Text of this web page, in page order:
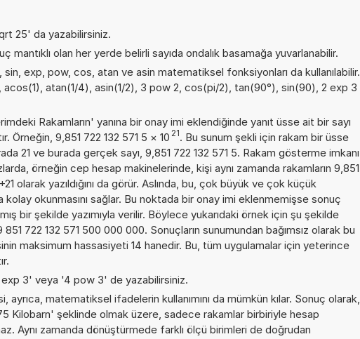
25' da yazabilirsiniz.
mantıklı olan her yerde belirli sayıda ondalık basamağa yuvarlanabilir.
exp, pow, cos, atan ve asin matematiksel fonksiyonları da kullanılabilir.
atan(1/4), asin(1/2), 3 pow 2, cos(pi/2), tan(90°), sin(90), 2 exp 3
Rakamların' yanına bir onay imi eklendiğinde yanıt üsse ait bir sayı
Örneğin, 9,851 722 132 571 5 × 10 21. Bu sunum şekli için rakam bir üsse
21 ve burada gerçek sayı, 9,851 722 132 571 5. Rakam gösterme imkanı
örneğin cep hesap makinelerinde, kişi aynı zamanda rakamların 9,851
olarak yazıldığını da görür. Aslında, bu, çok büyük ve çok küçük
kolay okunmasını sağlar. Bu noktada bir onay imi eklenmemişse sonuç
bir şekilde yazımıyla verilir. Böylece yukarıdaki örnek için şu şekilde
722 132 571 500 000 000. Sonuçların sunumundan bağımsız olarak bu
maksimum hassasiyeti 14 hanedir. Bu, tüm uygulamalar için yeterince
3' veya '4 pow 3' de yazabilirsiniz.
ayrıca, matematiksel ifadelerin kullanımını da mümkün kılar. Sonuç olarak,
Kilobarn' şeklinde olmak üzere, sadece rakamlar birbiriyle hesap
Aynı zamanda dönüştürmede farklı ölçü birimleri de doğrudan